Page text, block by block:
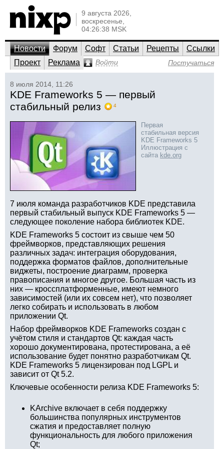
9 августа 2026,
воскресенье,
04:26:38 MSK
Новости Форум Софт Статьи Рецепты
Ссылки
Проект
Реклама Войти Постучаться
8 июля 2014, 11:26
KDE Frameworks 5 — первый
стабильный релиз
4
Первая
стабильная версия
KDE Frameworks 5
Иллюстрация с
сайта kde.org
7 июля команда разработчиков KDE представила
первый стабильный выпуск KDE Frameworks 5 —
следующее поколение набора библиотек KDE.
KDE Frameworks 5 состоит из свыше чем 50
фреймворков, представляющих решения
различных задач: интеграция оборудования,
поддержка форматов файлов, дополнительные
виджеты, построение диаграмм, проверка
правописания и многое другое. Большая часть из
них — кроссплатформенные, имеют немного
зависимостей (или их совсем нет), что позволяет
легко собирать и использовать в любом
приложении Qt.
Набор фреймворков KDE Frameworks создан с
учётом стиля и стандартов Qt: каждая часть
хорошо документирована, протестирована, а её
использование будет понятно разработчикам Qt.
KDE Frameworks 5 лицензирован под LGPL и
зависит от Qt 5.2.
Ключевые особенности релиза KDE Frameworks 5:
KArchive включает в себя поддержку
большинства популярных инструментов
сжатия и предоставляет полную
функциональность для любого приложения
Qt;